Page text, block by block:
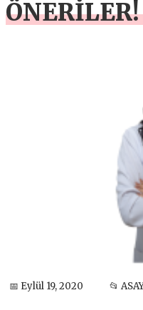
ÖNERİLER!
📅 Eylül 19, 2020 📂